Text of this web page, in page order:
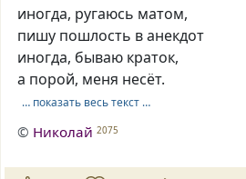
иногда, ругаюсь матом,
пишу пошлость в анекдот
иногда, бываю краток,
а порой, меня несёт.
… показать весь текст …
© Hиколай 2075